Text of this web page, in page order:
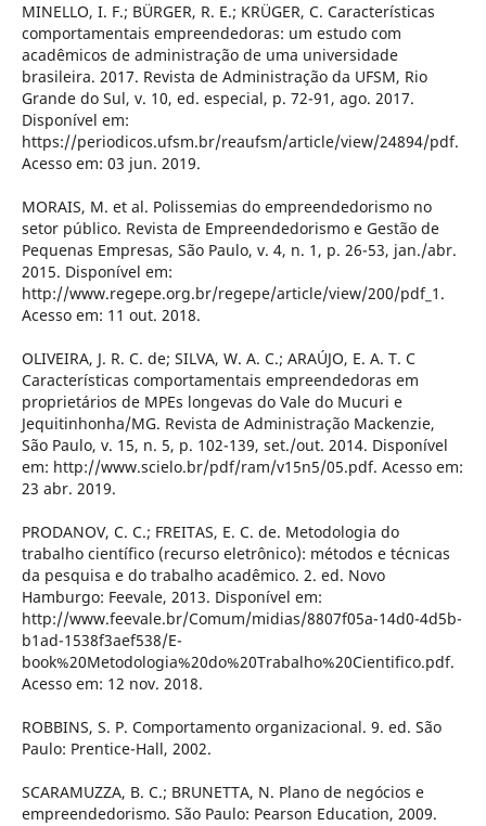
MINELLO, I. F.; BÜRGER, R. E.; KRÜGER, C. Características
comportamentais empreendedoras: um estudo com
acadêmicos de administração de uma universidade
brasileira. 2017. Revista de Administração da UFSM, Rio
Grande do Sul, v. 10, ed. especial, p. 72-91, ago. 2017.
Disponível em:
https://periodicos.ufsm.br/reaufsm/article/view/24894/pdf.
Acesso em: 03 jun. 2019.
MORAIS, M. et al. Polissemias do empreendedorismo no
setor público. Revista de Empreendedorismo e Gestão de
Pequenas Empresas, São Paulo, v. 4, n. 1, p. 26-53, jan./abr.
2015. Disponível em:
http://www.regepe.org.br/regepe/article/view/200/pdf_1.
Acesso em: 11 out. 2018.
OLIVEIRA, J. R. C. de; SILVA, W. A. C.; ARAÚJO, E. A. T. C
Características comportamentais empreendedoras em
proprietários de MPEs longevas do Vale do Mucuri e
Jequitinhonha/MG. Revista de Administração Mackenzie,
São Paulo, v. 15, n. 5, p. 102-139, set./out. 2014. Disponível
em: http://www.scielo.br/pdf/ram/v15n5/05.pdf. Acesso em:
23 abr. 2019.
PRODANOV, C. C.; FREITAS, E. C. de. Metodologia do
trabalho científico (recurso eletrônico): métodos e técnicas
da pesquisa e do trabalho acadêmico. 2. ed. Novo
Hamburgo: Feevale, 2013. Disponível em:
http://www.feevale.br/Comum/midias/8807f05a-14d0-4d5b-
b1ad-1538f3aef538/E-
book%20Metodologia%20do%20Trabalho%20Cientifico.pdf.
Acesso em: 12 nov. 2018.
ROBBINS, S. P. Comportamento organizacional. 9. ed. São
Paulo: Prentice-Hall, 2002.
SCARAMUZZA, B. C.; BRUNETTA, N. Plano de negócios e
empreendedorismo. São Paulo: Pearson Education, 2009.